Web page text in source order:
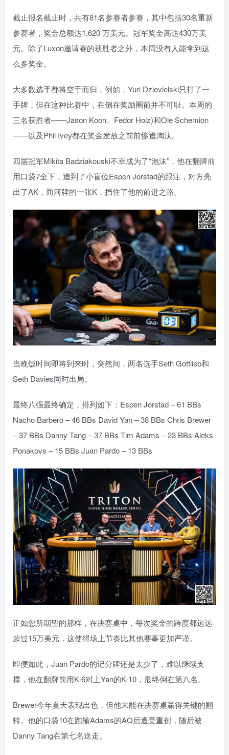
截止报名截止时，共有81名参赛者参赛，其中包括30名重新
参赛者，奖金总额达1,620 万美元。冠军奖金高达430万美
元。除了Luxon邀请赛的获胜者之外，本周没有人能拿到这
么多奖金。
大多数选手都将空手而归，例如，Yuri Dzievielski只打了一
手牌，但在这种比赛中，在倒在奖励圈前并不可耻。本周的
三名获胜者——Jason Koon、Fedor Holz)和Ole Schemion
——以及Phil Ivey都在奖金发放之前前惨遭淘汰。
四届冠军Mikita Badziakouski不幸成为了“泡沫”，他在翻牌前
用口袋7全下，遭到了小盲位Espen Jorstad的跟注，对方亮
出了AK，而河牌的一张K，挡住了他的前进之路。
当晚饭时间即将到来时，突然间，两名选手Seth Gottlieb和
Seth Davies同时出局。
最终八强最终确定，排列如下：Espen Jorstad – 61 BBs
Nacho Barbero – 46 BBs David Yan – 38 BBs Chris Brewer
– 37 BBs Danny Tang – 37 BBs Tim Adams – 23 BBs Aleks
Ponakovs – 15 BBs Juan Pardo – 13 BBs
正如您所期望的那样，在决赛桌中，每次奖金的跨度都远远
超过15万美元，这使得场上节奏比其他赛事更加严谨。
即便如此，Juan Pardo的记分牌还是太少了，难以继续支
撑，他在翻牌前用K-6对上Yan的K-10，最终倒在第八名。
Brewer今年夏天表现出色，但他未能在决赛桌赢得关键的翻
转。他的口袋10在跑输Adams的AQ后遭受重创，随后被
Danny Tang在第七名送走。